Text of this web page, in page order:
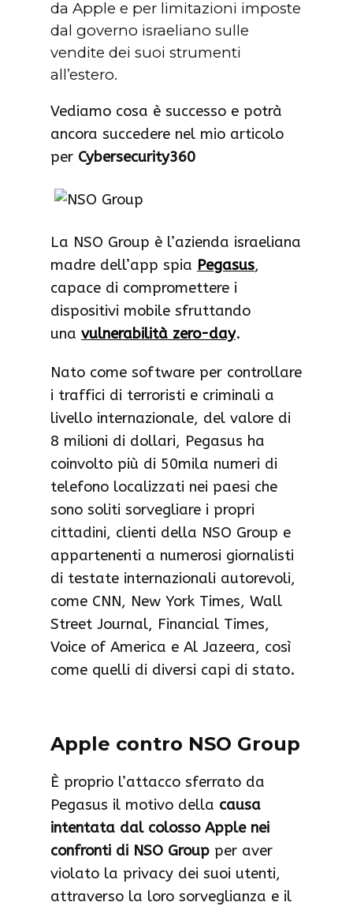
da Apple e per limitazioni imposte
dal governo israeliano sulle
vendite dei suoi strumenti
all’estero.
Vediamo cosa è successo e potrà
ancora succedere nel mio articolo
per Cybersecurity360
La NSO Group è l’azienda israeliana
madre dell’app spia Pegasus,
capace di compromettere i
dispositivi mobile sfruttando
una vulnerabilità zero-day.
Nato come software per controllare
i traffici di terroristi e criminali a
livello internazionale, del valore di
8 milioni di dollari, Pegasus ha
coinvolto più di 50mila numeri di
telefono localizzati nei paesi che
sono soliti sorvegliare i propri
cittadini, clienti della NSO Group e
appartenenti a numerosi giornalisti
di testate internazionali autorevoli,
come CNN, New York Times, Wall
Street Journal, Financial Times,
Voice of America e Al Jazeera, così
come quelli di diversi capi di stato.
Apple contro NSO Group
È proprio l’attacco sferrato da
Pegasus il motivo della causa
intentata dal colosso Apple nei
confronti di NSO Group per aver
violato la privacy dei suoi utenti,
attraverso la loro sorveglianza e il